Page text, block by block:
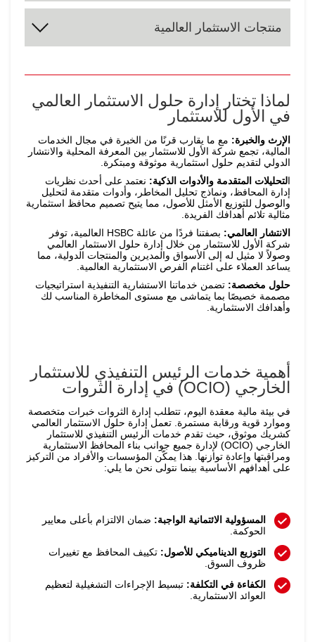
علاقات عالمية وأدوات تحليل متقدمة.
إجراء تقييمات دورية للمحافظ الاستثمارية بشفافية
تُصمم هذه المحافظ لتحقيق توازن مثالي بين المخاطر
النصيحة عملاءنا عبر جميع مراحل تخصيص الأصول وتحسين
منتجات الاستثمار العالمية
والاستراتيجيات المتخصصة والاستثمارات البديلة. تستفيد هذه
يضمن تنويعًا حقيقيًا وتحقيق عوائد متفوقة معدلة حسب
المخاطر.
لماذا تختار إدارة حلول الاستثمار العالمي
في الأول للاستثمار
الإرث والخبرة: مع ما يقارب قرنًا من الخبرة في مجال الخدمات
المالية، تجمع شركة الأول للاستثمار بين المعرفة المحلية والانتشار
الدولي لتقديم حلول استثمارية موثوقة ومبتكرة.
التحليلات المتقدمة والأدوات الذكية: نعتمد على أحدث نظريات
إدارة المحافظ، ونماذج تحليل المخاطر، وأدوات متقدمة لتحليل
والوصول للتوزيع الأمثل للأصول، مما يتيح تصميم محافظ استثمارية
مثالية تلائم أهدافك الفريدة.
الانتشار العالمي:
بصفتنا فردًا من عائلة HSBC العالمية، توفر
شركة الأول للاستثمار من خلال إدارة حلول الاستثمار العالمي
وصولاً لا مثيل له إلى الأسواق والمديرين والمنتجات الدولية، مما
يساعد العملاء على اغتنام الفرص الاستثمارية العالمية.
حلول مخصصة: تضمن خدماتنا الاستشارية التنفيذية استراتيجيات
مصممة خصيصًا بما يتماشى مع مستوى المخاطرة المناسب لك
وأهدافك الاستثمارية.
أهمية خدمات الرئيس التنفيذي للاستثمار
الخارجي (OCIO) في إدارة الثروات
في بيئة مالية معقدة اليوم، تتطلب إدارة الثروات خبرات متخصصة
وموارد قوية ورقابة مستمرة. تعمل إدارة حلول الاستثمار العالمي
كشريك موثوق، حيث تقدم خدمات الرئيس التنفيذي للاستثمار
الخارجي (OCIO) لإدارة جميع جوانب بناء المحافظ الاستثمارية
ومراقبتها وإعادة توازنها. هذا يمكّن المؤسسات والأفراد من التركيز
على أهدافهم الأساسية بينما نتولى نحن ما يلي:
المسؤولية الائتمانية الواجبة: ضمان الالتزام بأعلى معايير
الحوكمة.
التوزيع الديناميكي للأصول: تكييف المحافظ مع تغييرات
ظروف السوق.
الكفاءة في التكلفة: تبسيط الإجراءات التشغيلية لتعظيم
العوائد الاستثمارية.